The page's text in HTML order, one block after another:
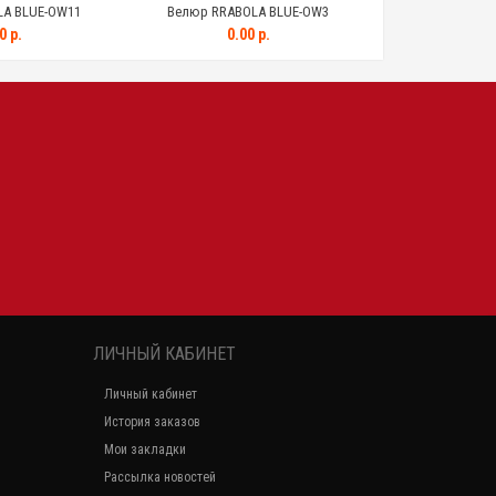
BLUE-OW11
р.
Велюр RRABOLA BLUE-OW3
0.00 р.
ЛИЧНЫЙ КАБИНЕТ
Личный кабинет
История заказов
Мои закладки
Рассылка новостей